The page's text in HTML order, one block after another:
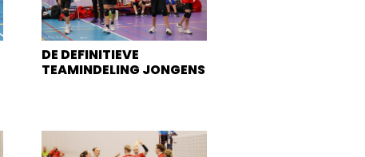
DE DEFINITIEVE
TEAMINDELING JONGENS